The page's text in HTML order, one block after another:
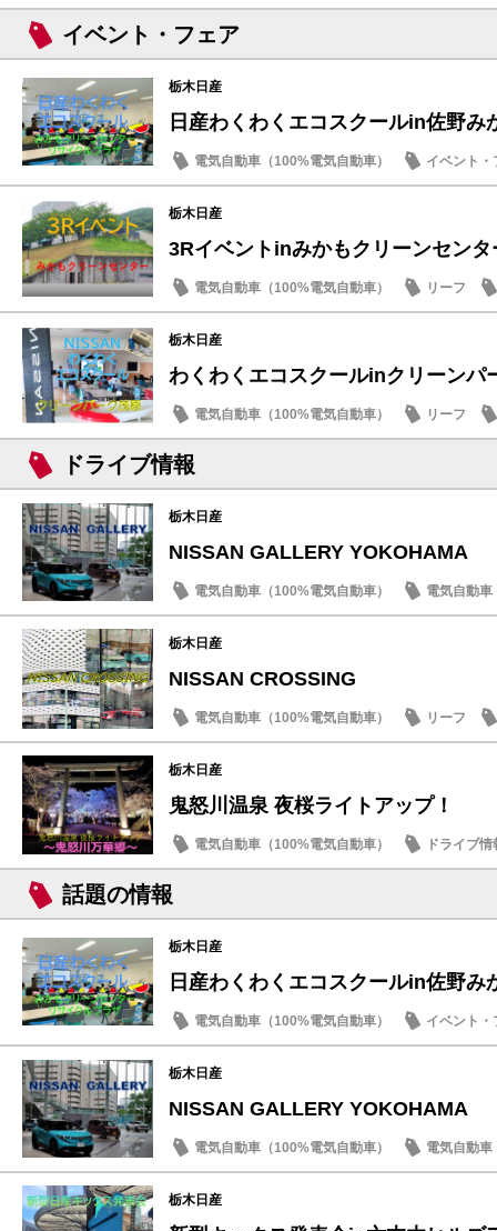
サクラ
イベント・フェア
栃木日産
日産わくわくエコスクールin佐野み
電気自動車（100%電気自動車）
イベント・
SDGs
栃木日産
3Rイベントinみかもクリーンセンタ
電気自動車（100%電気自動車）
リーフ
SDGs
栃木日産
わくわくエコスクールinクリーンパ
電気自動車（100%電気自動車）
リーフ
SDGs
ドライブ情報
栃木日産
NISSAN GALLERY YOKOHAMA
電気自動車（100%電気自動車）
電気自動車
ドライブ情報
話題の情報
栃木日産
NISSAN CROSSING
電気自動車（100%電気自動車）
リーフ
アリア
栃木日産
鬼怒川温泉 夜桜ライトアップ！
電気自動車（100%電気自動車）
ドライブ情
SDGs
話題の情報
栃木日産
日産わくわくエコスクールin佐野み
電気自動車（100%電気自動車）
イベント・
SDGs
栃木日産
NISSAN GALLERY YOKOHAMA
電気自動車（100%電気自動車）
電気自動車
ドライブ情報
話題の情報
栃木日産